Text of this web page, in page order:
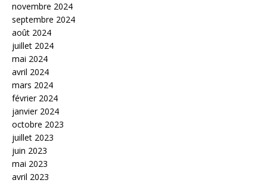
novembre 2024
septembre 2024
août 2024
juillet 2024
mai 2024
avril 2024
mars 2024
février 2024
janvier 2024
octobre 2023
juillet 2023
juin 2023
mai 2023
avril 2023